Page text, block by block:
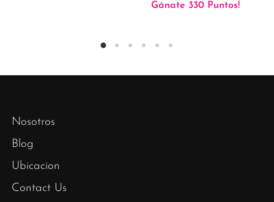
Gánate 330 Puntos!
Nosotros
Blog
Ubicacion
Contact Us